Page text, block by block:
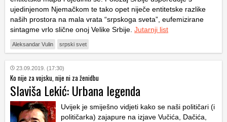
ujedinjenom Njemačkom te tako opet niječe entitetske razlike
naših prostora na mala vrata “srpskoga sveta”, eufemizirane
sintagme vrlo slične onoj Velike Srbije. Jutarnji list
Aleksandar Vulin srpski svet
23.09.2019. (17:30)
Ko nije za vojsku, nije ni za ženidbu
Slaviša Lekić: Urbana legenda
Uvijek je smiješno vidjeti kako se naši političari (i
političarka) zajapure na izjave Vučića, Dačića,